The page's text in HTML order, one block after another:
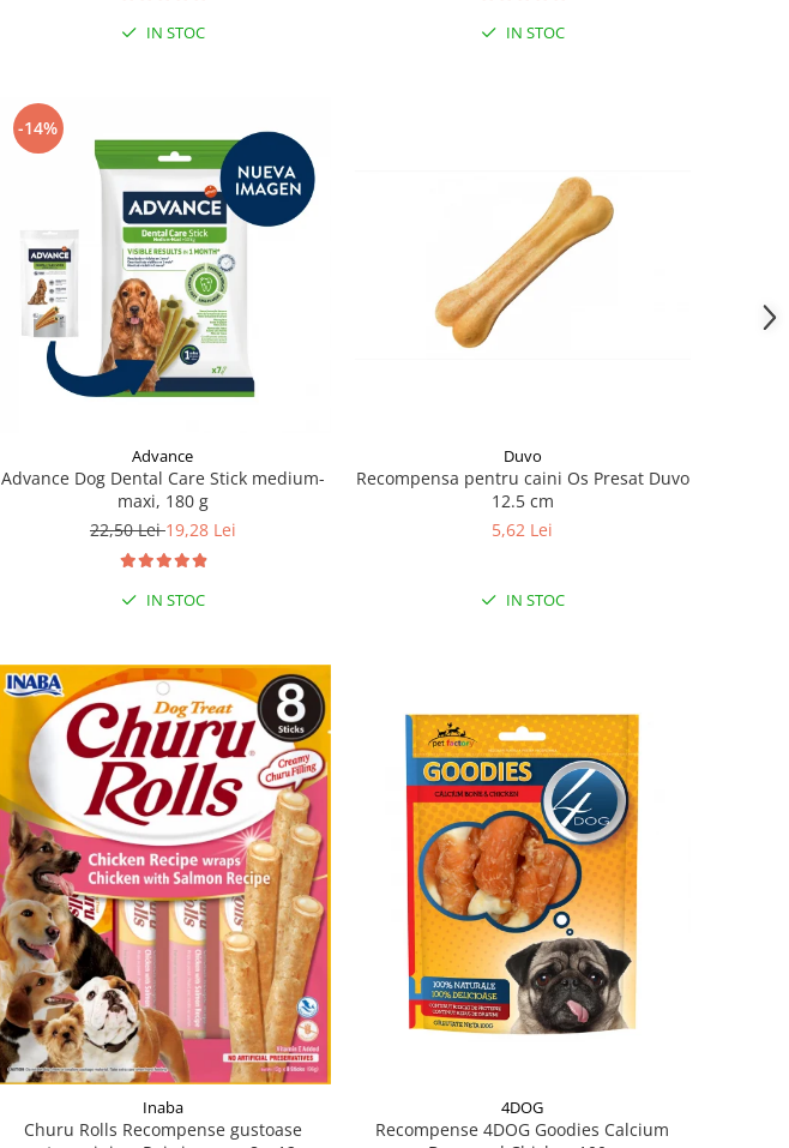
IN STOC IN STOC
-14%
Advance
Advance Dog Dental Care Stick medium-
maxi, 180 g
22,50 Lei19,28 Lei
IN STOC
Duvo
Recompensa pentru caini Os Presat Duvo
12.5 cm
5,62 Lei
IN STOC
Inaba
Churu Rolls Recompense gustoase
4DOG
Recompense 4DOG Goodies Calcium